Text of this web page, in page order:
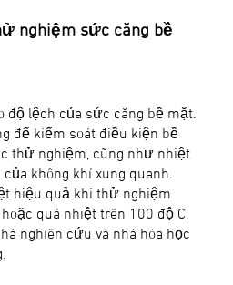
nghiệm sức căng bề
độ lệch của sức căng bề mặt.
để kiểm soát điều kiện bề
thử nghiệm, cũng như nhiệt
không khí xung quanh.
hiệu quả khi thử nghiệm
quá nhiệt trên 100 độ C,
nghiên cứu và nhà hóa học